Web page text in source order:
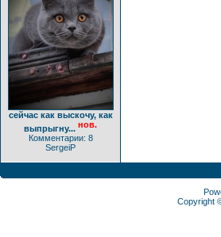
сейчас как выскочу, как
выпрыгну... нов.
Комментарии: 8
SergeiP
Copyright